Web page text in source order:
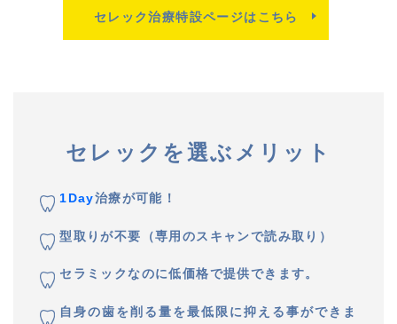
セレック治療特設ページはこちら
セレックを選ぶメリット
1Day治療が可能！
型取りが不要（専用のスキャンで読み取り）
セラミックなのに低価格で提供できます。
自身の歯を削る量を最低限に抑える事ができま